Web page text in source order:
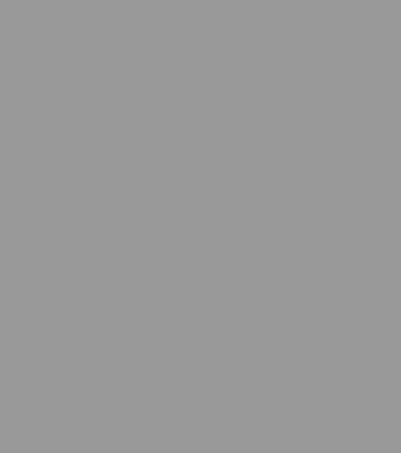
переподготовка (748
образование.
состав.
- выдающийся
области.